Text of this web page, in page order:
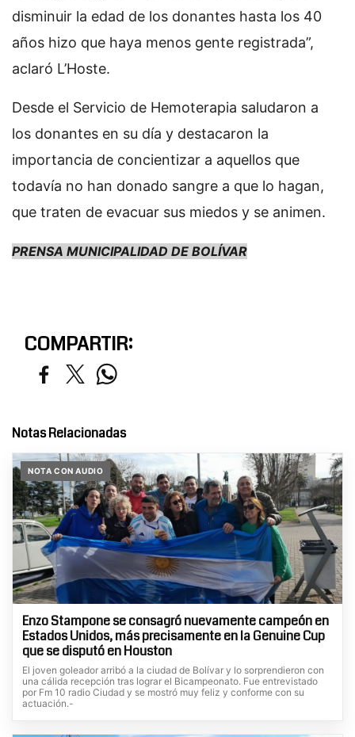
disminuir la edad de los donantes hasta los 40
años hizo que haya menos gente registrada”,
aclaró L’Hoste.
Desde el Servicio de Hemoterapia saludaron a
los donantes en su día y destacaron la
importancia de concientizar a aquellos que
todavía no han donado sangre a que lo hagan,
que traten de evacuar sus miedos y se animen.
PRENSA MUNICIPALIDAD DE BOLÍVAR
COMPARTIR:
Notas Relacionadas
NOTA CON AUDIO
Enzo Stampone se consagró nuevamente campeón en
Estados Unidos, más precisamente en la Genuine Cup
que se disputó en Houston
El joven goleador arribó a la ciudad de Bolívar y lo sorprendieron con
una cálida recepción tras lograr el Bicampeonato. Fue entrevistado
por Fm 10 radio Ciudad y se mostró muy feliz y conforme con su
actuación.-